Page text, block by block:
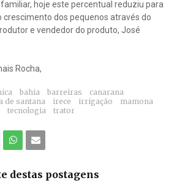
hoje este percentual reduziu para
crescimento dos pequenos através do
e vendedor do produto, José
Rocha,
bahia barreiras
canarana
de santana irece irrigação
mamona
tecnologia trator
destas postagens